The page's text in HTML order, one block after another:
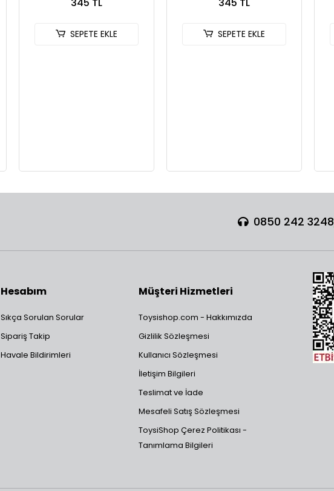
SEPETE EKLE SEPETE EKLE
0850 242 3248
Hesabım
Sıkça Sorulan Sorular
Sipariş Takip
Havale Bildirimleri
Müşteri Hizmetleri
Toysishop.com - Hakkımızda
Gizlilik Sözleşmesi
Kullanıcı Sözleşmesi
İletişim Bilgileri
Teslimat ve İade
Mesafeli Satış Sözleşmesi
ToysiShop Çerez Politikası -
Tanımlama Bilgileri